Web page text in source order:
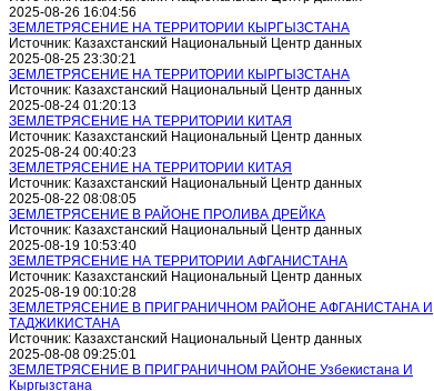
2025-08-26 16:04:56
ЗЕМЛЕТРЯСЕНИЕ НА ТЕРРИТОРИИ КЫРГЫЗСТАНА
Источник: Казахстанский Национальный Центр данных
2025-08-25 23:30:21
ЗЕМЛЕТРЯСЕНИЕ НА ТЕРРИТОРИИ КЫРГЫЗСТАНА
Источник: Казахстанский Национальный Центр данных
2025-08-24 01:20:13
ЗЕМЛЕТРЯСЕНИЕ НА ТЕРРИТОРИИ КИТАЯ
Источник: Казахстанский Национальный Центр данных
2025-08-24 00:40:23
ЗЕМЛЕТРЯСЕНИЕ НА ТЕРРИТОРИИ КИТАЯ
Источник: Казахстанский Национальный Центр данных
2025-08-22 08:08:05
ЗЕМЛЕТРЯСЕНИЕ В РАЙОНЕ ПРОЛИВА ДРЕЙКА
Источник: Казахстанский Национальный Центр данных
2025-08-19 10:53:40
ЗЕМЛЕТРЯСЕНИЕ НА ТЕРРИТОРИИ АФГАНИСТАНА
Источник: Казахстанский Национальный Центр данных
2025-08-19 00:10:28
ЗЕМЛЕТРЯСЕНИЕ В ПРИГРАНИЧНОМ РАЙОНЕ АФГАНИСТАНА И
ТАДЖИКИСТАНА
Источник: Казахстанский Национальный Центр данных
2025-08-08 09:25:01
ЗЕМЛЕТРЯСЕНИЕ В ПРИГРАНИЧНОМ РАЙОНЕ Узбекистана И
Кыргызстана